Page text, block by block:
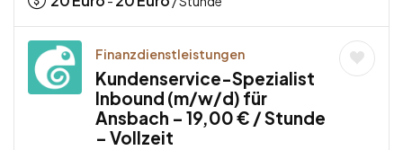
Finanzdienstleistungen
Kundenservice-Spezialist
Inbound (m/w/d) für
Ansbach – 19,00 € / Stunde
– Vollzeit